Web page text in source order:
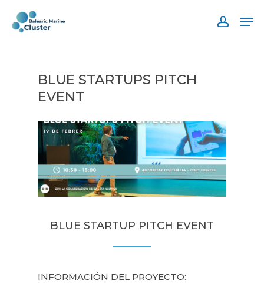
main
BLUE STARTUPS PITCH
EVENT
BLUE STARTUP PITCH EVENT
INFORMACIÓN DEL PROYECTO: